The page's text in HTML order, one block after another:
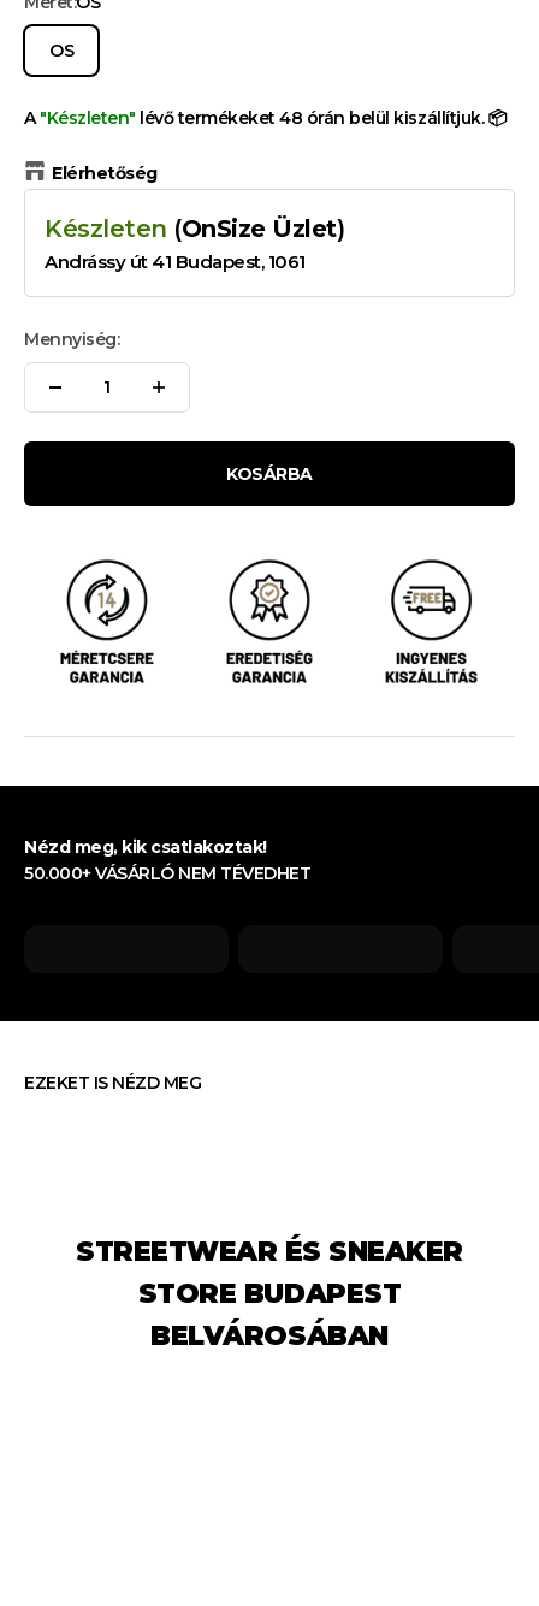
OS
A"Készleten" lévő termékeket 48 órán belül kiszállítjuk. 📦
Elérhetőség
Készleten (OnSize Üzlet)
Andrássy út 41 Budapest, 1061
Mennyiség:
KOSÁRBA
Nézd meg, kik csatlakoztak!
50.000+ VÁSÁRLÓ NEM TÉVEDHET
EZEKET IS NÉZD MEG
STREETWEAR ÉS SNEAKER
STORE BUDAPEST
BELVÁROSÁBAN